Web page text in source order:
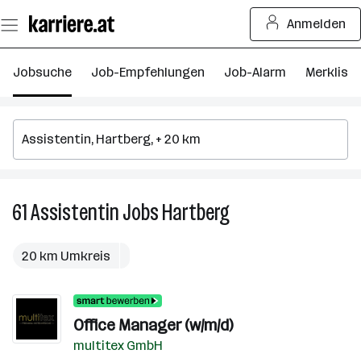
Seiteninhalt
springen
Anmelden
Jobsuche Job-Empfehlungen Job-Alarm Merkliste
61AssistentinJobsHartberg61
Assistentin
20 km Umkreis
Office Manager (w/m/d)
multitex GmbH